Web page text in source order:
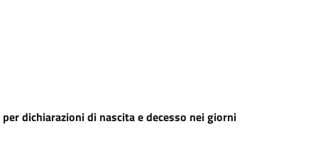
dichiarazioni di nascita e decesso nei giorni